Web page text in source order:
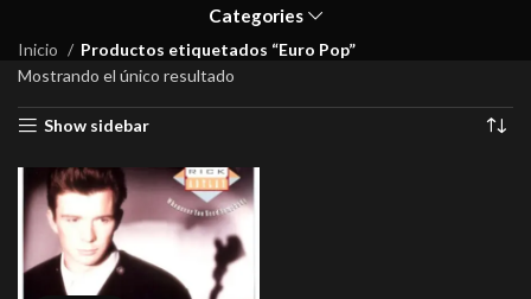
Categories
Inicio
Productos etiquetados “Euro Pop”
Mostrando el único resultado
Show sidebar